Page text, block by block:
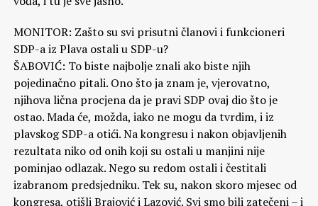
MONITOR: Zašto su svi prisutni članovi i funkcioneri
SDP-a iz Plava ostali u SDP-u?
ŠABOVIĆ: To biste najbolje znali ako biste njih
pojedinačno pitali. Ono što ja znam je, vjerovatno,
njihova lična procjena da je pravi SDP ovaj dio što je
ostao. Mada će, možda, iako ne mogu da tvrdim, i iz
plavskog SDP-a otići. Na kongresu i nakon objavljenih
rezultata niko od onih koji su ostali u manjini nije
pominjao odlazak. Nego su redom ostali i čestitali
izabranom predsjedniku. Tek su, nakon skoro mjesec od
kongresa, otišli Brajović i Lazović. Svi smo bili zatečeni – i